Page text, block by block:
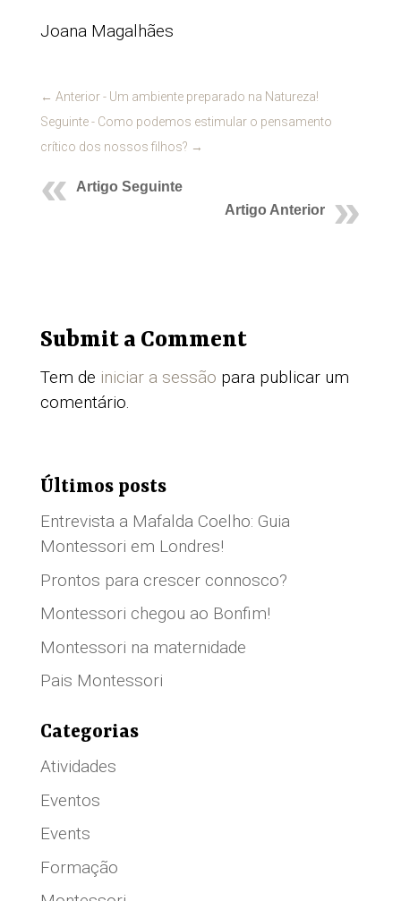
Joana Magalhães
← Anterior - Um ambiente preparado na Natureza!
Seguinte - Como podemos estimular o pensamento
crítico dos nossos filhos? →
Artigo Seguinte
Artigo Anterior
Submit a Comment
Tem de iniciar a sessão para publicar um
comentário.
Últimos posts
Entrevista a Mafalda Coelho: Guia
Montessori em Londres!
Prontos para crescer connosco?
Montessori chegou ao Bonfim!
Montessori na maternidade
Pais Montessori
Categorias
Atividades
Eventos
Events
Formação